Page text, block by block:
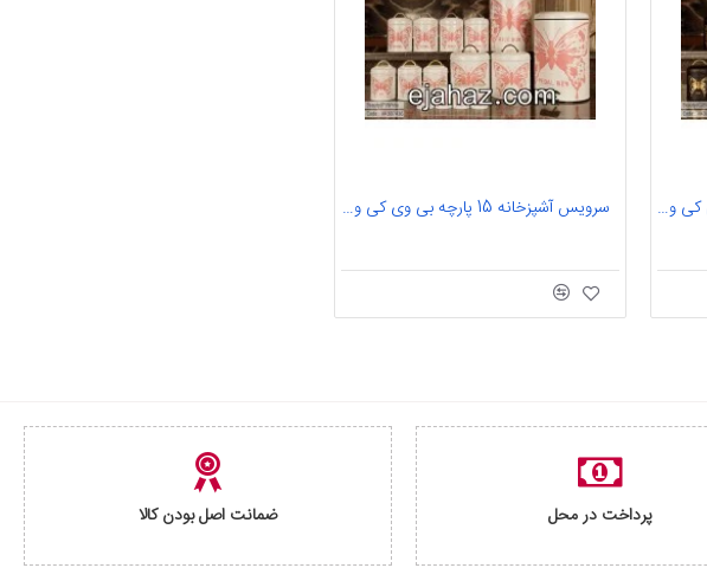
سرویس آشپزخانه 15 پارچه بی وی کی ویراکیش فلزی حبوبات (b.v.k) طرح بیوتی مشکی طلایی سرویس آشپزخانه 15 پارچه بی وی کی ویراکیش فلزی حبوبات (b.v.k) طرح بیوتی سفید صورتی
پرداخت در محل ضمانت اصل بودن کالا